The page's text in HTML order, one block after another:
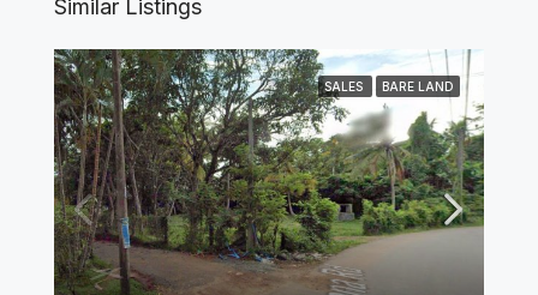
Similar Listings
SALES BARE LAND